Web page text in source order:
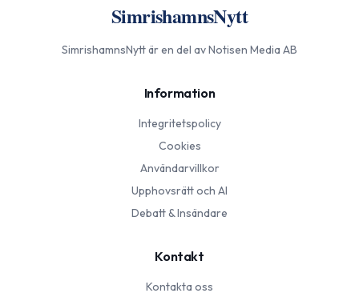
SimrishamnsNytt
SimrishamnsNyttär en del av Notisen Media AB
Information
Integritetspolicy
Cookies
Användarvillkor
Upphovsrätt och AI
Debatt & Insändare
Kontakt
Kontakta oss